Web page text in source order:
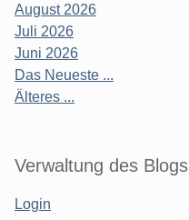
August 2026
Juli 2026
Juni 2026
Das Neueste ...
Älteres ...
Verwaltung des Blogs
Login